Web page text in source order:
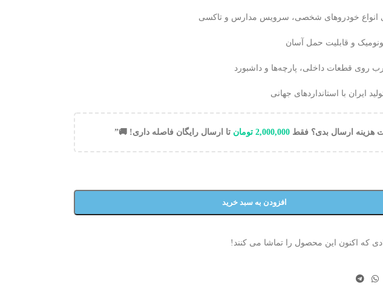
انواع خودروهای شخصی، سرویس مدارس و تاکسی
و قابلیت حمل آسان
روی قطعات داخلی، پارچه‌ها و داشبورد
هزینه ارسال بدی؟ فقط 2,000,000 تومان تا ارسال رایگان فاصله داری! 🚚”
افزودن به سبد خرید
که اکنون این محصول را تماشا می کنند!